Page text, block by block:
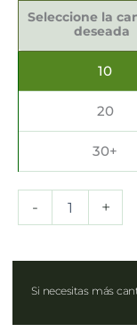
Seleccione la
deseada
10
20
30+
-
Gourmet
20x15x3.5cm
+
Si necesitas más